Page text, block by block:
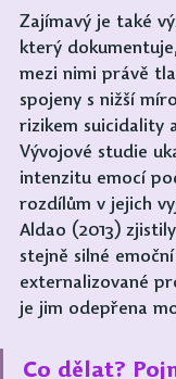
Zajímavý je také
který
mezi nimi právě
spojeny s nižší
rizikem suicidality
Vývojové studie
intenzitu emocí
rozdílům v jejich
Aldao (2013)
stejně silné
externalizované
je jim odepřena
Co dělat?